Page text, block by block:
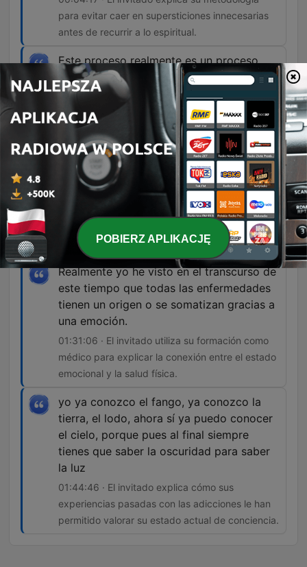
para evitar caer en supersticiones innecesarias
antes de recurrir a lo espiritual.
Este proceso realmente es un proceso
iniciático de una muerte figurativa que tú
tienes para poder llegar a alcanzar esa
plenitud o ese despertar espiritual.
00:17:03 · El orador explica el significado
simbólico y espiritual detrás del ritual del
rayamiento.
Todo lo endoki en Palomonte es maldad.
01:09:28 · El orador clasifica las prácticas de la
rama 'endoki' como aquellas dedicadas a hacer
daño.
Realmente yo he visto en el transcurso de
este tiempo que todas las enfermedades
tienen un origen o se somatizan gracias a
una emoción.
01:31:06 · El invitado utiliza su formación como
médico para explicar la conexión entre el estado
emocional y la salud física.
yo ya conozco el fango, ya conozco la
tierra, el lodo, ahora sí ya puedo conocer
el cielo, porque pues al final siempre
tienes que saber la oscuridad para saber
la luz
01:44:46 · El invitado explica cómo sus
experiencias pasadas con las adicciones le han
permitido valorar su estado actual de conciencia.
POBIERZ APLIKACJĘ